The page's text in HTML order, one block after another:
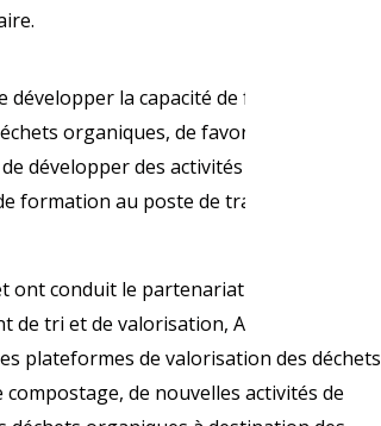
la capacité de formation aux
organiques, de favoriser le
développer des activités vertes, des
formation au poste de travail pour des
conduit le partenariat à développer
de tri et de valorisation, Agent de
plateformes de valorisation des déchets
de nouvelles activités de